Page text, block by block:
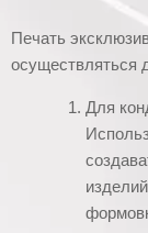
Печать
осуществляться
Для